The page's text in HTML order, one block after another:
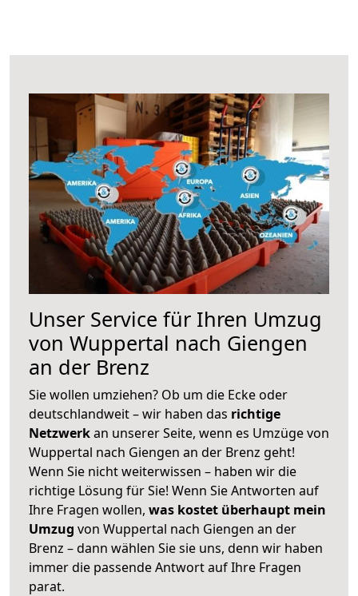
Unser Service für Ihren Umzug
von Wuppertal nach Giengen
an der Brenz
Sie wollen umziehen? Ob um die Ecke oder
deutschlandweit – wir haben das richtige
Netzwerkan unserer Seite, wenn es Umzüge von
Wuppertal nach Giengen an der Brenz geht!
Wenn Sie nicht weiterwissen – haben wir die
richtige Lösung für Sie! Wenn Sie Antworten auf
Ihre Fragen wollen, was kostet überhaupt mein
Umzug von Wuppertal nach Giengen an der
Brenz – dann wählen Sie sie uns, denn wir haben
immer die passende Antwort auf Ihre Fragen
parat.